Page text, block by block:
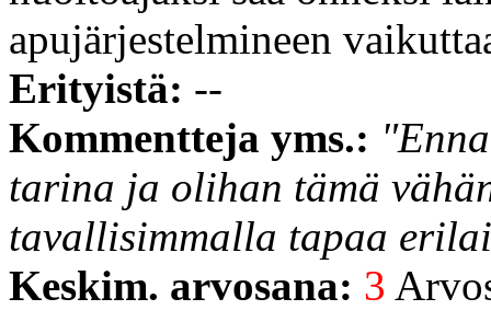
apujärjestelmineen
Erityistä: --
Kommentteja yms.:
tarina ja olihan tämä
tavallisimmalla tapaa
Keskim. arvosana: 3